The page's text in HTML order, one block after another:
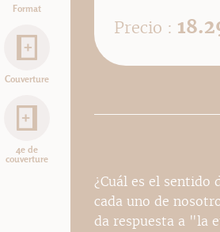
Format
Couverture
4e de
couverture
Precio :
¿Cuál es el sentido
cada uno de
da respuesta a "la